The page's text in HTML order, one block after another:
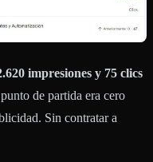
impresiones y 75 clics
de partida era cero
Sin contratar a